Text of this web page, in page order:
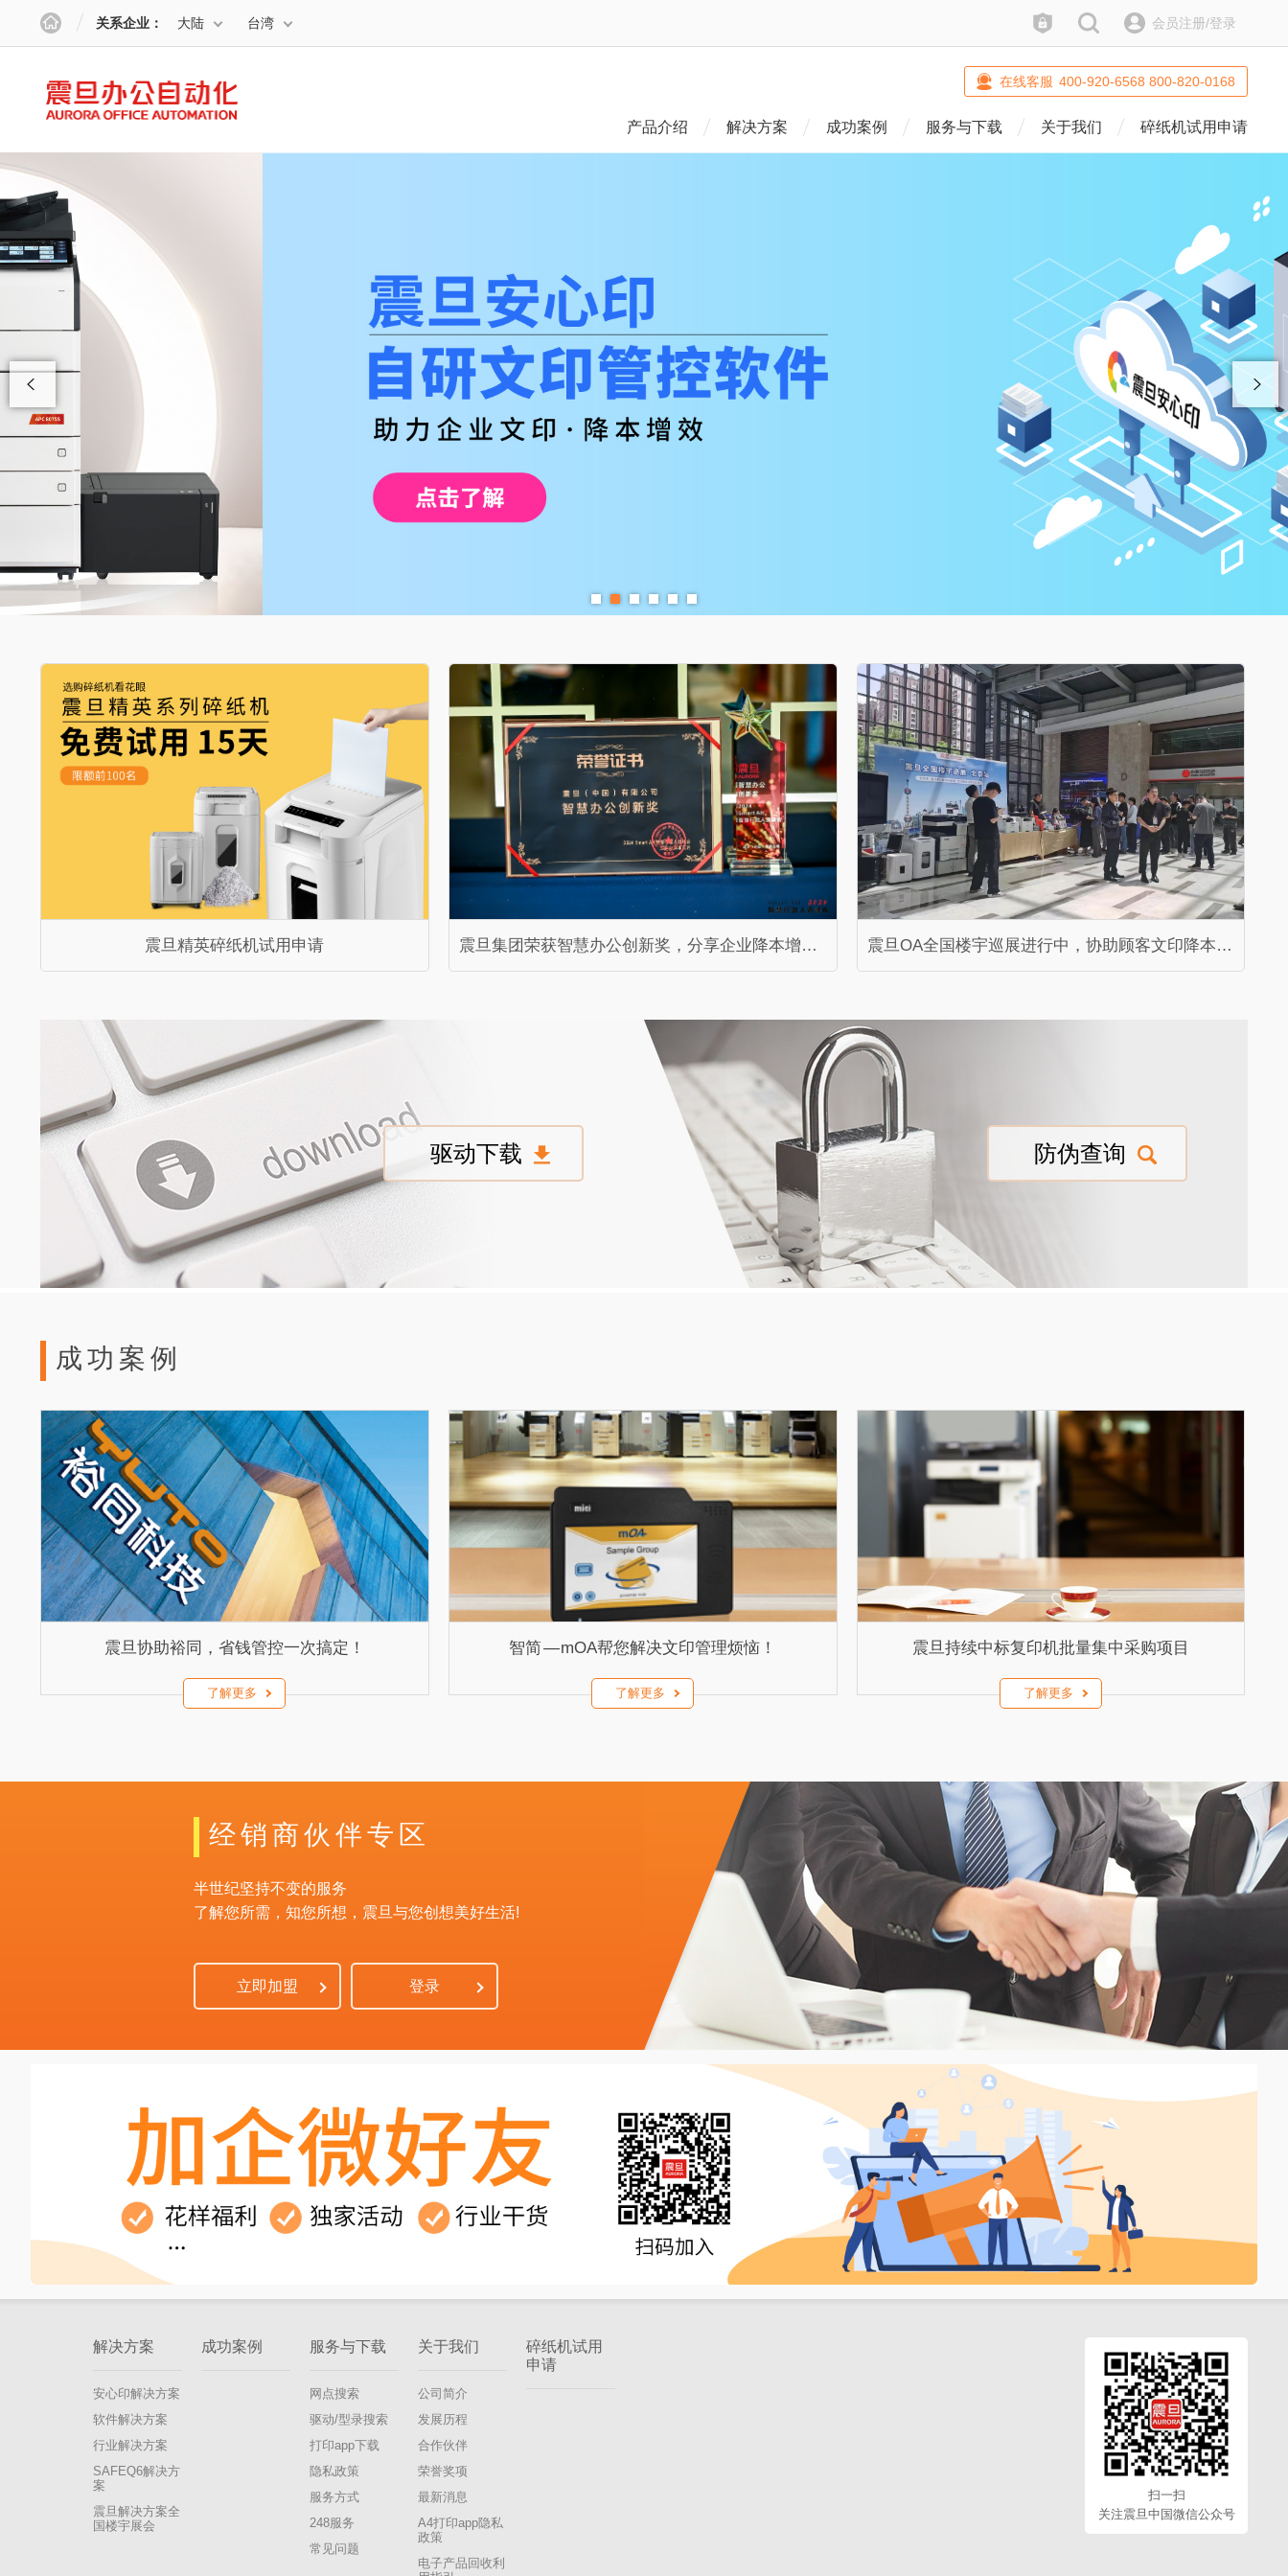
关系企业： 大陆 台湾 防伪查询 搜索 会员注册/登录
在线客服 400-920-6568 800-820-0168
产品介绍 解决方案 成功案例 服务与下载 关于我们 碎纸机试用申请
震旦精英碎纸机试用申请 震旦集团荣获智慧办公创新奖，分享企业降本增效数字化转型实践 震旦OA全国楼宇巡展进行中，协助顾客文印降本增效
驱动下载 防伪查询
成功案例
震旦协助裕同，省钱管控一次搞定！
了解更多
智简 — mOA帮您解决文印管理烦恼！
了解更多
震旦持续中标复印机批量集中采购项目
了解更多
经销商伙伴专区
半世纪坚持不变的服务
了解您所需，知您所想，震旦与您创想美好生活!
立即加盟 登录
解决方案
安心印解决方案
软件解决方案
行业解决方案
SAFEQ6解决方
案
震旦解决方案全
国楼宇展会
成功案例 服务与下载
网点搜索
驱动/型录搜索
打印app下载
隐私政策
服务方式
248服务
常见问题
关于我们
公司简介
发展历程
合作伙伴
荣誉奖项
最新消息
A4打印app隐私
政策
电子产品回收利
碎纸机试用
申请
扫一扫
关注震旦中国微信公众号